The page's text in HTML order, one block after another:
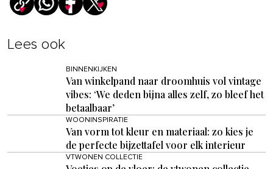
Lees ook
BINNENKIJKEN
Van winkelpand naar droomhuis vol vintage
vibes: ‘We deden bijna alles zelf, zo bleef het
betaalbaar’
WOONINSPIRATIE
Van vorm tot kleur en materiaal: zo kies je
de perfecte bijzettafel voor elk interieur
VTWONEN COLLECTIE